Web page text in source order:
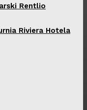
Rentlio
Riviera Hotela